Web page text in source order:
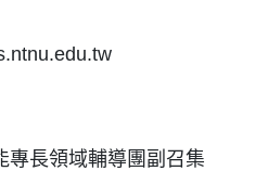
專長領域輔導團副召集